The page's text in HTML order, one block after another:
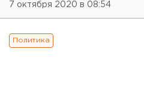
7 октября 2020 в 08:54
Политика